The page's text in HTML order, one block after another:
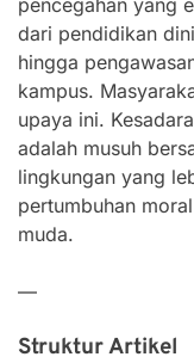
dari pendidikan
hingga
kampus.
upaya ini.
adalah musuh
lingkungan yang
pertumbuhan
muda.
—
Struktur Artikel